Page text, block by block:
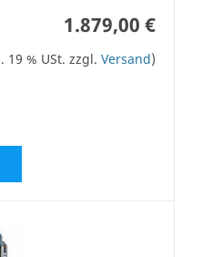
1.879,00 €
19 % USt. zzgl. Versand)